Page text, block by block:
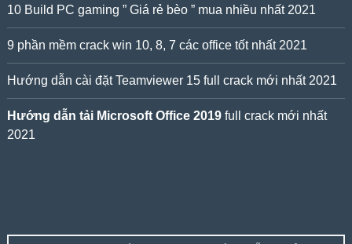
10 Build PC gaming ” Giá rẻ bèo ” mua nhiều nhất 2021
9 phần mềm crack win 10, 8, 7 các office tốt nhất 2021
Hướng dẫn cài đặt Teamviewer 15 full crack mới nhất 2021
Hướng dẫn tải Microsoft Office 2019full crack mới nhất
2021